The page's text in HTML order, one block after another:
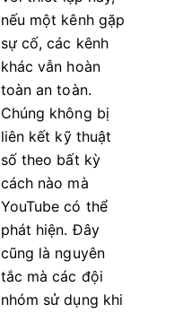
nếu một kênh gặp
sự cố, các kênh
khác vẫn hoàn
toàn an toàn.
Chúng không bị
liên kết kỹ thuật
số theo bất kỳ
cách nào mà
YouTube có thể
phát hiện. Đây
cũng là nguyên
tắc mà các đội
nhóm sử dụng khi